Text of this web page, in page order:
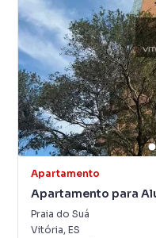
Apartamento
Apartamento para
Praia do Suá
Vitória, ES